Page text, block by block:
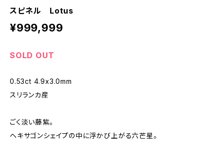
スピネル Lotus
¥999,999
SOLD OUT
0.53ct 4.9x3.0mm
スリランカ産
ごく淡い藤紫。
ヘキサゴンシェイプの中に浮かび上がる六芒星。